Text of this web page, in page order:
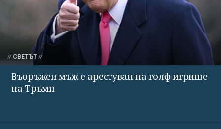
СВЕТЪТ
Въоръжен мъж е арестуван на голф игрище
на Тръмп